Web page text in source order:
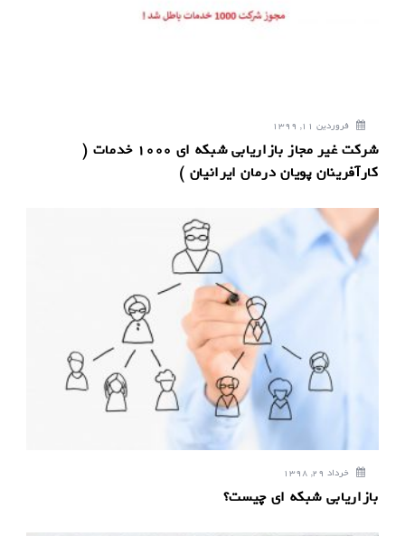
فروردین 11, 1399
شرکت غیر مجاز بازاریابی شبکه ای 1000 خدمات (
کارآفرینان پویان درمان ایرانیان )
خرداد 29, 1398
بازاریابی شبکه ای چیست؟